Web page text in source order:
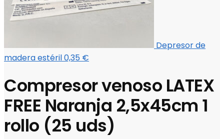
Depresor de
madera estéril0,35 €
Compresor venoso LATEX
FREE Naranja 2,5x45cm 1
rollo (25 uds)